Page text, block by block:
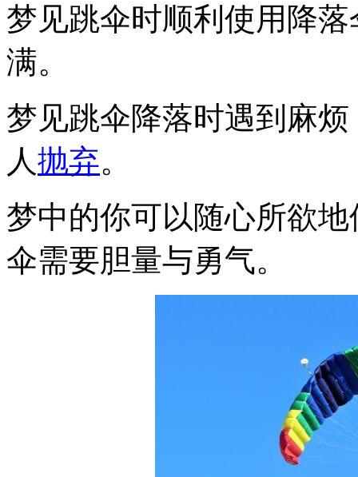
梦见跳伞时顺利使用降
满。
梦见跳伞降落时遇到麻
人抛弃。
梦中的你可以随心所欲
伞需要胆量与勇气。